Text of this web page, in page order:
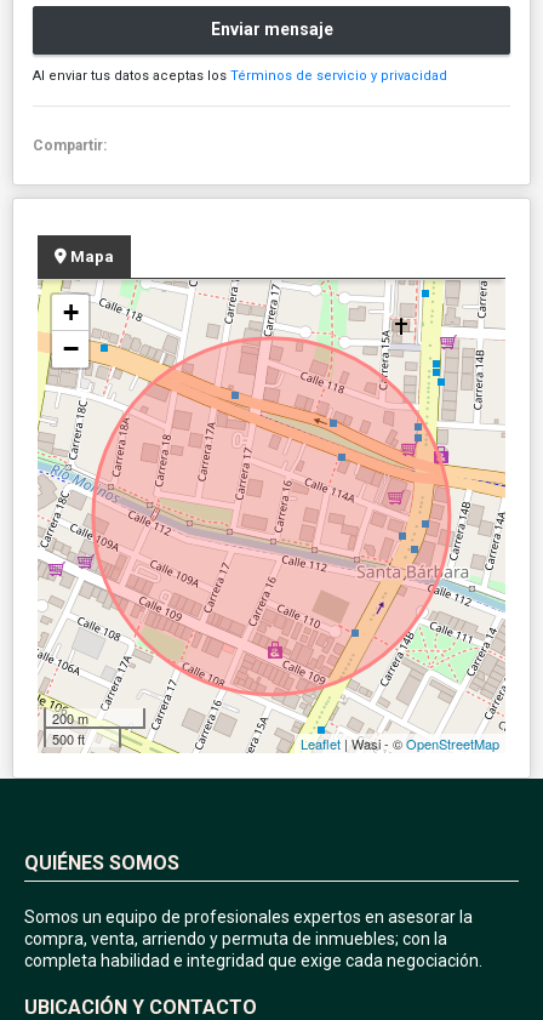
Enviar mensaje
Al enviar tus datos aceptas los Términos de servicio y privacidad
Compartir:
Mapa
+
−
200 m
500 ft
Leaflet | Wasi - ©OpenStreetMap
QUIÉNES SOMOS
Somos un equipo de profesionales expertos en asesorar la
compra, venta, arriendo y permuta de inmuebles; con la
completa habilidad e integridad que exige cada negociación.
UBICACIÓN Y CONTACTO